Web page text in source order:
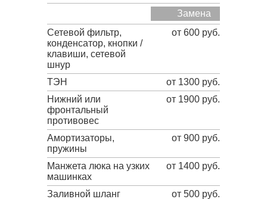
Замена
Сетевой фильтр,
конденсатор, кнопки /
клавиши, сетевой
шнур
от 600 руб.
ТЭН
от 1300 руб.
Нижний или
фронтальный
противовес
от 1900 руб.
Амортизаторы,
пружины
от 900 руб.
Манжета люка на узких
машинках
от 1400 руб.
Заливной шланг
от 500 руб.